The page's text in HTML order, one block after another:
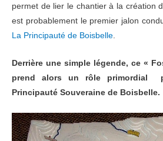
permet de lier le chantier à la création
est probablement le premier jalon
La Principauté de Boisbelle.
Derrière une simple légende, ce «
prend alors un rôle primordial
Principauté Souveraine de Boisbelle.